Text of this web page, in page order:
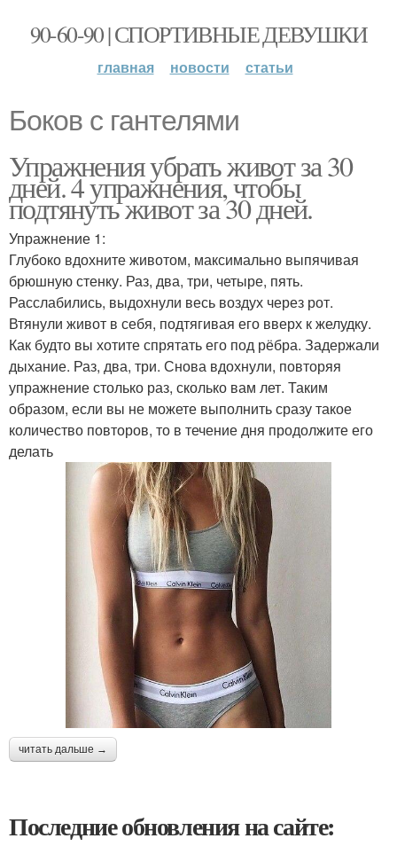
90-60-90 | СПОРТИВНЫЕ ДЕВУШКИ
главная новости статьи
Боков с гантелями
Упражнения убрать живот за 30
дней. 4 упражнения, чтобы
подтянуть живот за 30 дней.
Упражнение 1:
Глубоко вдохните животом, максимально выпячивая
брюшную стенку. Раз, два, три, четыре, пять.
Расслабились, выдохнули весь воздух через рот.
Втянули живот в себя, подтягивая его вверх к желудку.
Как будто вы хотите спрятать его под рёбра. Задержали
дыхание. Раз, два, три. Снова вдохнули, повторяя
упражнение столько раз, сколько вам лет. Таким
образом, если вы не можете выполнить сразу такое
количество повторов, то в течение дня продолжите его
делать
читать дальше →
Последние обновления на сайте: